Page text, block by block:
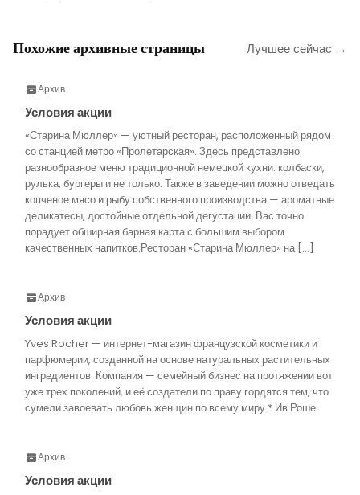
Похожие архивные страницы Лучшее сейчас →
Архив
Условия акции
«Старина Мюллер» — уютный ресторан, расположенный рядом
со станцией метро «Пролетарская». Здесь представлено
разнообразное меню традиционной немецкой кухни: колбаски,
рулька, бургеры и не только. Также в заведении можно отведать
копченое мясо и рыбу собственного производства — ароматные
деликатесы, достойные отдельной дегустации. Вас точно
порадует обширная барная карта с большим выбором
качественных напитков.Ресторан «Старина Мюллер» на […]
Архив
Условия акции
Yves Rocher — интернет-магазин французской косметики и
парфюмерии, созданной на основе натуральных растительных
ингредиентов. Компания — семейный бизнес на протяжении вот
уже трех поколений, и её создатели по праву гордятся тем, что
сумели завоевать любовь женщин по всему миру.* Ив Роше
Архив
Условия акции